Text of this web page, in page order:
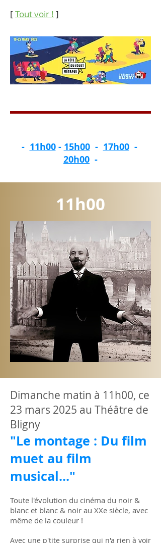
[Tout voir ! ]
- 11h00- 15h00- 17h00-
20h00 -
11h00
Dimanche matin à 11h00, ce
23 mars 2025 au Théâtre de
Bligny
"Le montage : Du film
muet au film
musical..."
Toute l'évolution du cinéma du noir &
blanc et blanc & noir au XXe siècle, avec
même de la couleur !
Avec une p'tite surprise qui n'a rien à voir